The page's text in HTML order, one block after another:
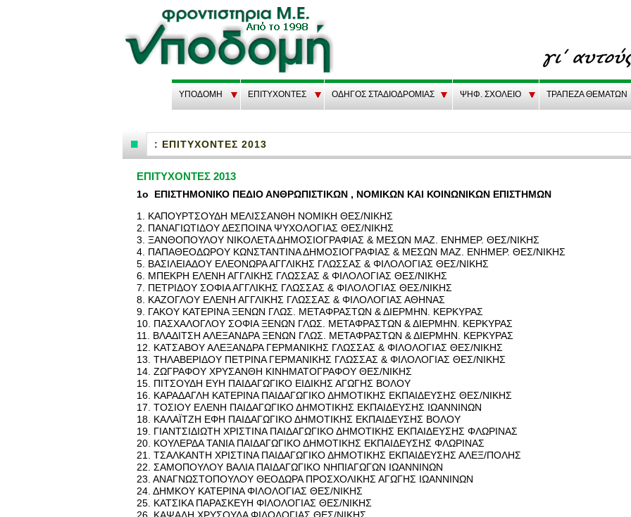
ΥΠΟΔΟΜΗ EΠΙΤΥΧΟΝΤΕΣ ΟΔΗΓΟΣ ΣΤΑΔΙΟΔΡΟΜΙΑΣ ΨΗΦ. ΣΧΟΛΕΙΟ ΤΡΑΠΕΖΑ ΘΕΜΑΤΩΝ
: ΕΠΙΤΥΧΟΝΤΕΣ 2013
ΕΠΙΤΥΧΟΝΤΕΣ 2013
1o ΕΠΙ­ΣΤΗ­ΜΟ­ΝΙ­ΚΟ ΠΕΔΙΟ ΑΝ­ΘΡΩ­ΠΙ­ΣΤΙ­ΚΩΝ , ΝΟ­ΜΙ­ΚΩΝ ΚΑΙ ΚΟΙ­ΝΩ­ΝΙ­ΚΩΝ ΕΠΙ­ΣΤΗ­ΜΩΝ
1. ΚΑ­ΠΟΥΡ­ΤΣΟΥ­ΔΗ ΜΕ­ΛΙΣ­ΣΑΝ­ΘΗ ΝΟ­ΜΙ­ΚΗ ΘΕΣ/ΝΙΚΗΣ
2. ΠΑ­ΝΑ­ΓΙΩ­ΤΙ­ΔΟΥ ΔΕ­ΣΠΟΙ­ΝΑ ΨΥ­ΧΟ­ΛΟ­ΓΙΑΣ ΘΕΣ/ΝΙΚΗΣ
3. ΞΑΝ­ΘΟ­ΠΟΥ­ΛΟΥ ΝΙ­ΚΟ­ΛΕ­ΤΑ ΔΗ­ΜΟ­ΣΙΟ­ΓΡΑ­ΦΙΑΣ & ΜΕΣΩΝ ΜΑΖ. ΕΝΗ­ΜΕΡ. ΘΕΣ/ΝΙΚΗΣ
4. ΠΑ­ΠΑ­ΘΕ­Ο­ΔΩ­ΡΟΥ ΚΩΝ­ΣΤΑ­ΝΤΙ­ΝΑ ΔΗ­ΜΟ­ΣΙΟ­ΓΡΑ­ΦΙΑΣ & ΜΕΣΩΝ ΜΑΖ. ΕΝΗ­ΜΕΡ. ΘΕΣ/ΝΙΚΗΣ
5. ΒΑ­ΣΙ­ΛΕΙΑ­ΔΟΥ ΕΛΕ­Ο­ΝΩ­ΡΑ ΑΓ­ΓΛΙ­ΚΗΣ ΓΛΩΣ­ΣΑΣ & ΦΙ­ΛΟ­ΛΟ­ΓΙΑΣ ΘΕΣ/ΝΙΚΗΣ
6. ΜΠΕ­ΚΡΗ ΕΛΕΝΗ ΑΓ­ΓΛΙ­ΚΗΣ ΓΛΩΣ­ΣΑΣ & ΦΙ­ΛΟ­ΛΟ­ΓΙΑΣ ΘΕΣ/ΝΙΚΗΣ
7. ΠΕ­ΤΡΙ­ΔΟΥ ΣΟΦΙΑ ΑΓ­ΓΛΙ­ΚΗΣ ΓΛΩΣ­ΣΑΣ & ΦΙ­ΛΟ­ΛΟ­ΓΙΑΣ ΘΕΣ/ΝΙΚΗΣ
8. ΚΑ­ΖΟ­ΓΛΟΥ ΕΛΕΝΗ ΑΓ­ΓΛΙ­ΚΗΣ ΓΛΩΣ­ΣΑΣ & ΦΙ­ΛΟ­ΛΟ­ΓΙΑΣ ΑΘΗ­ΝΑΣ
9. ΓΑΚΟΥ ΚΑ­ΤΕ­ΡΙ­ΝΑ ΞΕΝΩΝ ΓΛΩΣ. ΜΕ­ΤΑ­ΦΡΑ­ΣΤΩΝ & ΔΙΕΡ­ΜΗΝ. ΚΕΡ­ΚΥ­ΡΑΣ
10. ΠΑ­ΣΧΑ­ΛΟ­ΓΛΟΥ ΣΟΦΙΑ ΞΕΝΩΝ ΓΛΩΣ. ΜΕ­ΤΑ­ΦΡΑ­ΣΤΩΝ & ΔΙΕΡ­ΜΗΝ. ΚΕΡ­ΚΥ­ΡΑΣ
11. ΒΛΑ­ΔΙ­ΤΣΗ ΑΛΕ­ΞΑΝ­ΔΡΑ ΞΕΝΩΝ ΓΛΩΣ. ΜΕ­ΤΑ­ΦΡΑ­ΣΤΩΝ & ΔΙΕΡ­ΜΗΝ. ΚΕΡ­ΚΥ­ΡΑΣ
12. ΚΑ­ΤΣΑ­ΒΟΥ ΑΛΕ­ΞΑΝ­ΔΡΑ ΓΕΡ­ΜΑ­ΝΙ­ΚΗΣ ΓΛΩΣ­ΣΑΣ & ΦΙ­ΛΟ­ΛΟ­ΓΙΑΣ ΘΕΣ/ΝΙΚΗΣ
13. ΤΗ­ΛΑ­ΒΕ­ΡΙ­ΔΟΥ ΠΕ­ΤΡΙ­ΝΑ ΓΕΡ­ΜΑ­ΝΙ­ΚΗΣ ΓΛΩΣ­ΣΑΣ & ΦΙ­ΛΟ­ΛΟ­ΓΙΑΣ ΘΕΣ/ΝΙΚΗΣ
14. ΖΩ­ΓΡΑ­ΦΟΥ ΧΡΥ­ΣΑΝ­ΘΗ ΚΙ­ΝΗ­ΜΑ­ΤΟ­ΓΡΑ­ΦΟΥ ΘΕΣ/ΝΙΚΗΣ
15. ΠΙ­ΤΣΟΥ­ΔΗ ΕΥΗ ΠΑΙ­ΔΑ­ΓΩ­ΓΙ­ΚΟ ΕΙ­ΔΙ­ΚΗΣ ΑΓΩ­ΓΗΣ ΒΟΛΟΥ
16. ΚΑ­ΡΑ­ΔΑ­ΓΛΗ ΚΑ­ΤΕ­ΡΙ­ΝΑ ΠΑΙ­ΔΑ­ΓΩ­ΓΙ­ΚΟ ΔΗ­ΜΟ­ΤΙ­ΚΗΣ ΕΚ­ΠΑΙ­ΔΕΥ­ΣΗΣ ΘΕΣ/ΝΙΚΗΣ
17. ΤΟ­ΣΙΟΥ ΕΛΕΝΗ ΠΑΙ­ΔΑ­ΓΩ­ΓΙ­ΚΟ ΔΗ­ΜΟ­ΤΙ­ΚΗΣ ΕΚ­ΠΑΙ­ΔΕΥ­ΣΗΣ ΙΩ­ΑΝ­ΝΙ­ΝΩΝ
18. ΚΑ­ΛΑΪ­ΤΖΗ ΕΦΗ ΠΑΙ­ΔΑ­ΓΩ­ΓΙ­ΚΟ ΔΗ­ΜΟ­ΤΙ­ΚΗΣ ΕΚ­ΠΑΙ­ΔΕΥ­ΣΗΣ ΒΟΛΟΥ
19. ΓΙΑΝ­ΤΣΙ­ΔΙΩ­ΤΗ ΧΡΙ­ΣΤΙ­ΝΑ ΠΑΙ­ΔΑ­ΓΩ­ΓΙ­ΚΟ ΔΗ­ΜΟ­ΤΙ­ΚΗΣ ΕΚ­ΠΑΙ­ΔΕΥ­ΣΗΣ ΦΛΩ­ΡΙ­ΝΑΣ
20. ΚΟΥ­ΛΕΡ­ΔΑ ΤΑΝΙΑ ΠΑΙ­ΔΑ­ΓΩ­ΓΙ­ΚΟ ΔΗ­ΜΟ­ΤΙ­ΚΗΣ ΕΚ­ΠΑΙ­ΔΕΥ­ΣΗΣ ΦΛΩ­ΡΙ­ΝΑΣ
21. ΤΣΑΛ­ΚΑ­ΝΤΗ ΧΡΙ­ΣΤΙ­ΝΑ ΠΑΙ­ΔΑ­ΓΩ­ΓΙ­ΚΟ ΔΗ­ΜΟ­ΤΙ­ΚΗΣ ΕΚ­ΠΑΙ­ΔΕΥ­ΣΗΣ ΑΛΕΞ/ΠΟΛΗΣ
22. ΣΑ­ΜΟ­ΠΟΥ­ΛΟΥ ΒΑΛΙΑ ΠΑΙ­ΔΑ­ΓΩ­ΓΙ­ΚΟ ΝΗ­ΠΙΑ­ΓΩ­ΓΩΝ ΙΩ­ΑΝ­ΝΙ­ΝΩΝ
23. ΑΝΑ­ΓΝΩ­ΣΤΟ­ΠΟΥ­ΛΟΥ ΘΕ­Ο­ΔΩ­ΡΑ ΠΡΟ­ΣΧΟ­ΛΙ­ΚΗΣ ΑΓΩ­ΓΗΣ ΙΩ­ΑΝ­ΝΙ­ΝΩΝ
24. ΔΗΜ­ΚΟΥ ΚΑ­ΤΕ­ΡΙ­ΝΑ ΦΙ­ΛΟ­ΛΟ­ΓΙΑΣ ΘΕΣ/ΝΙΚΗΣ
25. ΚΑ­ΤΣΙ­ΚΑ ΠΑ­ΡΑ­ΣΚΕΥΗ ΦΙ­ΛΟ­ΛΟ­ΓΙΑΣ ΘΕΣ/ΝΙΚΗΣ